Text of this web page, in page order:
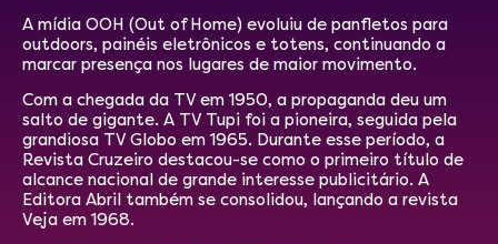
A mídia OOH (Out of Home) evoluiu de panfletos para
outdoors, painéis eletrônicos e totens, continuando a
marcar presença nos lugares de maior movimento.
Com a chegada da TV em 1950, a propaganda deu um
salto de gigante. A TV Tupi foi a pioneira, seguida pela
grandiosa TV Globo em 1965. Durante esse período, a
Revista Cruzeiro destacou-se como o primeiro título de
alcance nacional de grande interesse publicitário. A
Editora Abril também se consolidou, lançando a revista
Veja em 1968.